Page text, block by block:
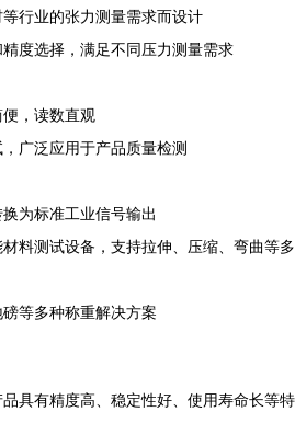
行业的张力测量需求而设计
度选择，满足不同压力测量需求
，读数直观
广泛应用于产品质量检测
为标准工业信号输出
料测试设备，支持拉伸、压缩、弯曲等多
等多种称重解决方案
具有精度高、稳定性好、使用寿命长等特